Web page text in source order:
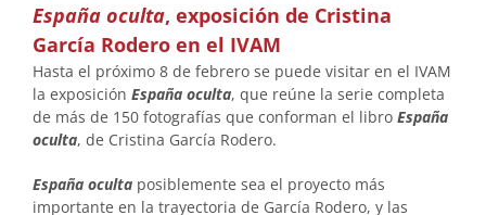
España oculta, exposición de Cristina
García Rodero en el IVAM
Hasta el próximo 8 de febrero se puede visitar en el IVAM
la exposición España oculta, que reúne la serie completa
de más de 150 fotografías que conforman el libro España
oculta, de Cristina García Rodero.
España oculta posiblemente sea el proyecto más
importante en la trayectoria de García Rodero, y las